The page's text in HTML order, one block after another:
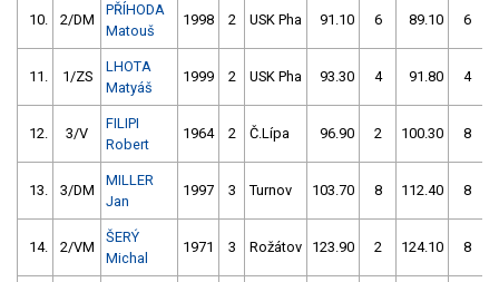
10. 2/DM
PŘÍHODA
Matouš
1998 2 USK Pha 91.10 6 89.10 6
11. 1/ZS
LHOTA
Matyáš
1999 2 USK Pha 93.30 4 91.80 4
12. 3/V
FILIPI
Robert
1964 2 Č.Lípa 96.90 2 100.30 8
13. 3/DM
MILLER
Jan
1997 3 Turnov 103.70 8 112.40 8
14. 2/VM
ŠERÝ
Michal
1971 3 Rožátov 123.90 2 124.10 8